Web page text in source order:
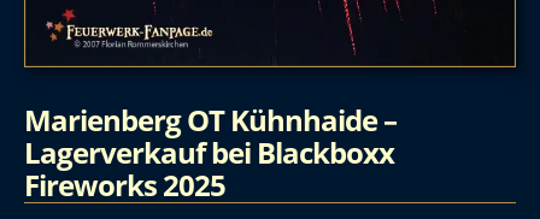
Marienberg OT Kühnhaide –
Lagerverkauf bei Blackboxx
Fireworks 2025